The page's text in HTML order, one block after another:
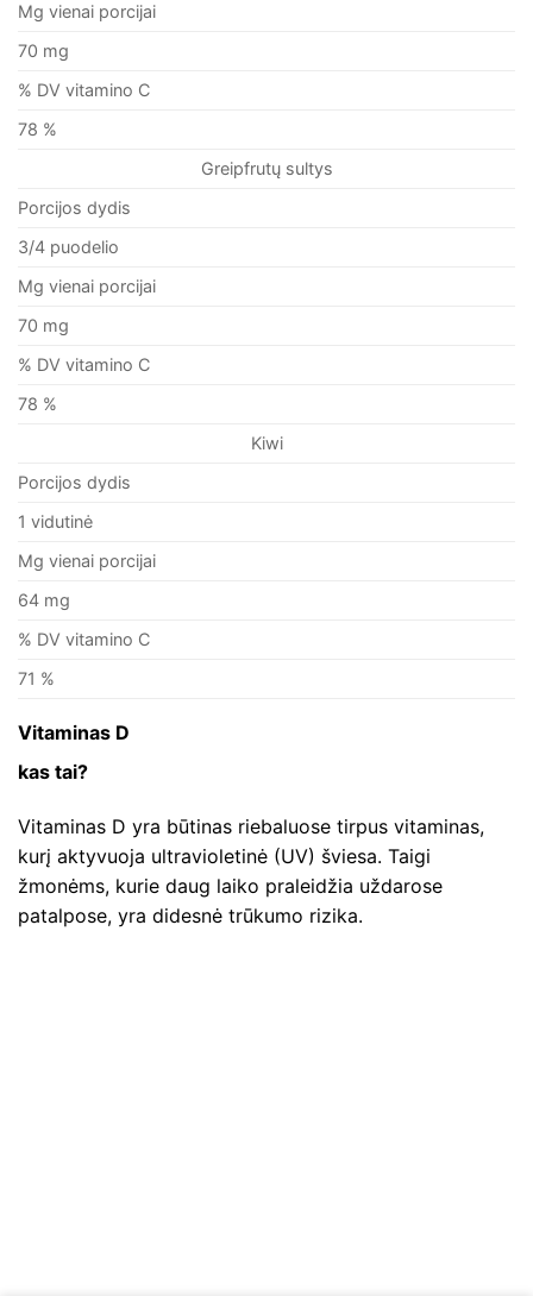
Mg vienai porcijai
70 mg
% DV vitamino C
78 %
Greipfrutų sultys
Porcijos dydis
3/4 puodelio
Mg vienai porcijai
70 mg
% DV vitamino C
78 %
Kiwi
Porcijos dydis
1 vidutinė
Mg vienai porcijai
64 mg
% DV vitamino C
71 %
Vitaminas D
kas tai?
Vitaminas D yra būtinas riebaluose tirpus vitaminas,
kurį aktyvuoja ultravioletinė (UV) šviesa. Taigi
žmonėms, kurie daug laiko praleidžia uždarose
patalpose, yra didesnė trūkumo rizika.